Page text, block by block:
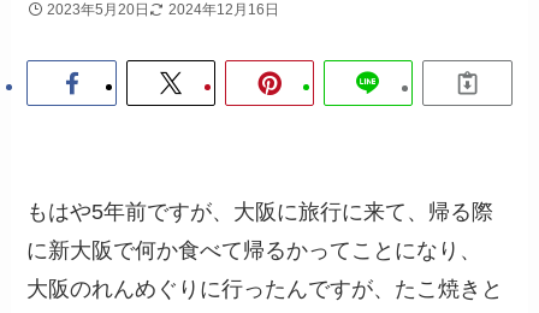
2023年5月20日 2024年12月16日
もはや5年前ですが、大阪に旅行に来て、帰る際
に新大阪で何か食べて帰るかってことになり、
大阪のれんめぐりに行ったんですが、たこ焼きと